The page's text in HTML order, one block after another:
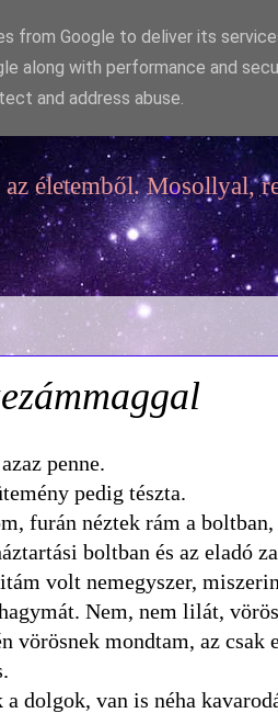
életemből. Mosollyal,
penne.
pedig tészta.
furán néztek rám a
boltban és az eladó
volt nemegyszer,
Nem, nem lilát,
vörösnek mondtam, az csak
dolgok, van is néha
from Google to deliver its
along with performance and
and address abuse.